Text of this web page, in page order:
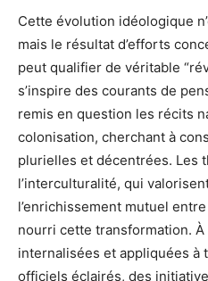
Cette évolution idéologique
mais le résultat d’efforts
peut qualifier de véritable
s’inspire des courants de
remis en question les récits
colonisation, cherchant à
plurielles et décentrées. Les
l’interculturalité, qui
l’enrichissement mutuel
nourri cette transformation.
internalisées et appliquées à
officiels éclairés, des